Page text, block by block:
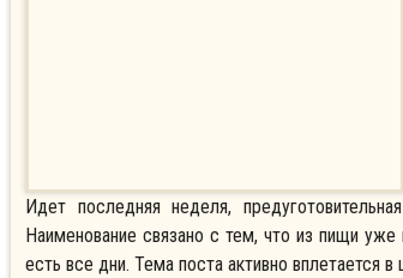
Идет последняя неделя,
Наименование связано с тем, что из пищи
есть все дни. Тема поста активно вплетается